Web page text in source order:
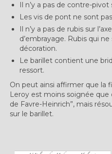
Il n’y a pas de contre-pivot
Les vis de pont ne sont
Il n’y a pas de rubis sur
d’embrayage. Rubis qui
décoration.
Le barillet contient une
ressort.
On peut ainsi affirmer que la
Leroy est moins soignée que
de Favre-Heinrich”, mais
sur le barillet.